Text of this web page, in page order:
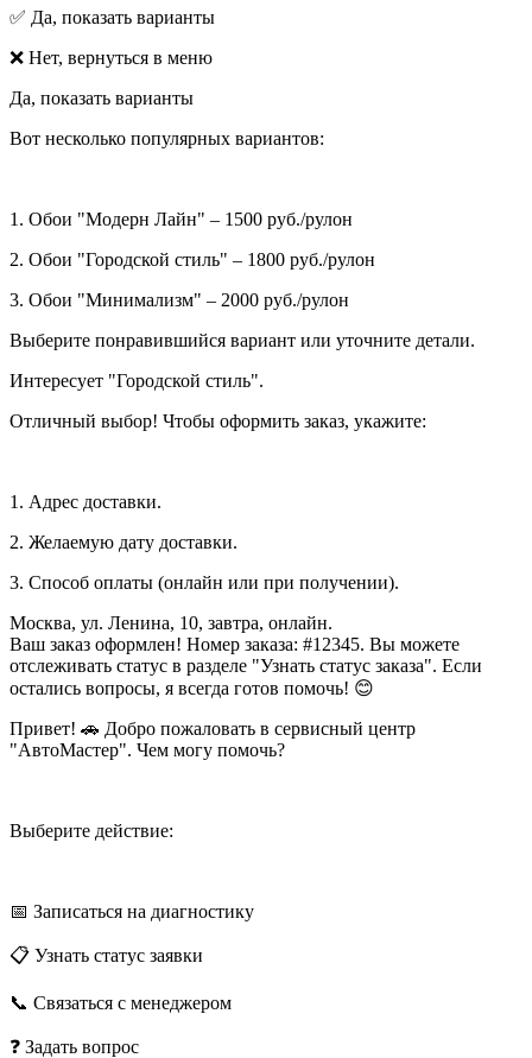
✅ Да, показать варианты
❌ Нет, вернуться в меню
Да, показать варианты
Вот несколько популярных вариантов:
1. Обои "Модерн Лайн" – 1500 руб./рулон
2. Обои "Городской стиль" – 1800 руб./рулон
3. Обои "Минимализм" – 2000 руб./рулон
Выберите понравившийся вариант или уточните детали.
Интересует "Городской стиль".
Отличный выбор! Чтобы оформить заказ, укажите:
1. Адрес доставки.
2. Желаемую дату доставки.
3. Способ оплаты (онлайн или при получении).
Москва, ул. Ленина, 10, завтра, онлайн.
Ваш заказ оформлен! Номер заказа: #12345. Вы можете
отслеживать статус в разделе "Узнать статус заказа". Если
остались вопросы, я всегда готов помочь! 😊
Привет! 🚗 Добро пожаловать в сервисный центр
"АвтоМастер". Чем могу помочь?
Выберите действие:
📅 Записаться на диагностику
📋 Узнать статус заявки
📞 Связаться с менеджером
❓ Задать вопрос